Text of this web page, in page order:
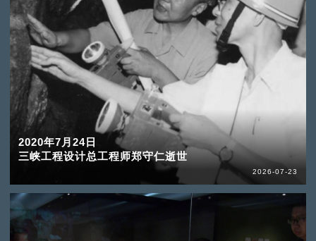
2020年7月24日
三峡工程设计总工程师郑守仁逝世
2026-07-23